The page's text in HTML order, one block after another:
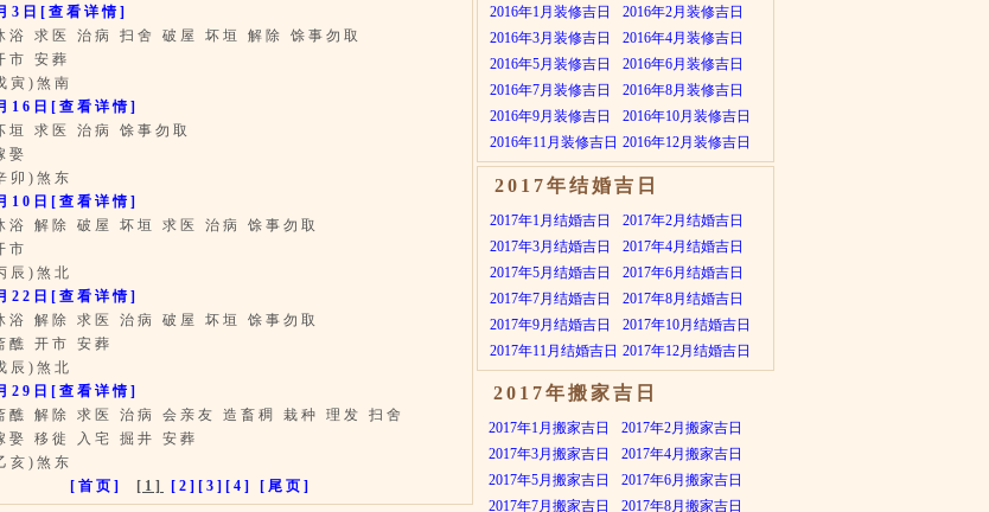
3日 [查看详情]
浴 求医 治病 扫舍 破屋 坏垣 解除 馀事勿取
市 安葬
寅)煞南
16日 [查看详情]
垣 求医 治病 馀事勿取
娶
卯)煞东
10日 [查看详情]
浴 解除 破屋 坏垣 求医 治病 馀事勿取
市
辰)煞北
22日 [查看详情]
浴 解除 求医 治病 破屋 坏垣 馀事勿取
醮 开市 安葬
辰)煞北
29日 [查看详情]
醮 解除 求医 治病 会亲友 造畜稠 栽种 理发 扫舍
娶 移徙 入宅 掘井 安葬
亥)煞东
[首页]
[1] [2] [3] [4] [尾页]
2016年1月装修吉日
2016年2月装修吉日
2016年3月装修吉日
2016年4月装修吉日
2016年5月装修吉日
2016年6月装修吉日
2016年7月装修吉日
2016年8月装修吉日
2016年9月装修吉日
2016年10月装修吉日
2016年11月装修吉日 2016年12月装修吉日
2017年结婚吉日
2017年1月结婚吉日
2017年2月结婚吉日
2017年3月结婚吉日
2017年4月结婚吉日
2017年5月结婚吉日
2017年6月结婚吉日
2017年7月结婚吉日
2017年8月结婚吉日
2017年9月结婚吉日
2017年10月结婚吉日
2017年11月结婚吉日 2017年12月结婚吉日
2017年搬家吉日
2017年1月搬家吉日
2017年2月搬家吉日
2017年3月搬家吉日
2017年4月搬家吉日
2017年5月搬家吉日
2017年6月搬家吉日
2017年7月搬家吉日
2017年8月搬家吉日